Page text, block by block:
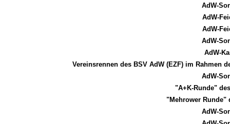
AdW-
AdW-
AdW-
AdW-
AdW-
Vereinsrennen des BSV AdW (EZF) im Rahmen
AdW-
"A+K-Runde"
"Mehrower Runde"
AdW-